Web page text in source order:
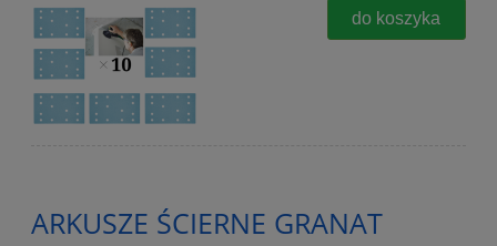
do koszyka
ARKUSZE ŚCIERNE GRANAT